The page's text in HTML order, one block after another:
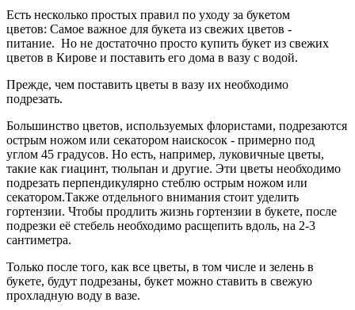
Есть несколько простых правил по уходу за букетом
цветов: Самое важное для букета из свежих цветов -
питание. Но не достаточно просто купить букет из свежих
цветов в Кирове и поставить его дома в вазу с водой.
Прежде, чем поставить цветы в вазу их необходимо
подрезать.
Большинство цветов, используемых флористами, подрезаются
острым ножом или секатором наискосок - примерно под
углом 45 градусов. Но есть, например, луковичные цветы,
такие как гиацинт, тюльпан и другие. Эти цветы необходимо
подрезать перпендикулярно стеблю острым ножом или
секатором.Также отдельного внимания стоит уделить
гортензии. Чтобы продлить жизнь гортензии в букете, после
подрезки её стебель необходимо расщепить вдоль, на 2-3
сантиметра.
Только после того, как все цветы, в том числе и зелень в
букете, будут подрезаны, букет можно ставить в свежую
прохладную воду в вазе.